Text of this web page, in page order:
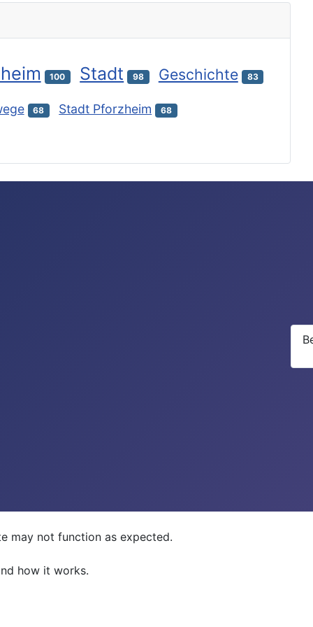
100 Stadt 98 Geschichte 83
68 Stadt Pforzheim 68
may not function as expected.
how it works.